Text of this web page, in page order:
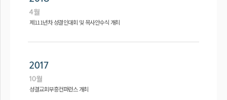
제111년차 성결인대회 및 목사안수식 개최
성결교회부흥컨퍼런스 개최